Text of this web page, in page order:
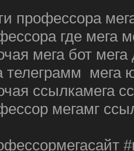
профессора
где мега
мега бот мега
телеграмм мега
ссылкамега
мегамг